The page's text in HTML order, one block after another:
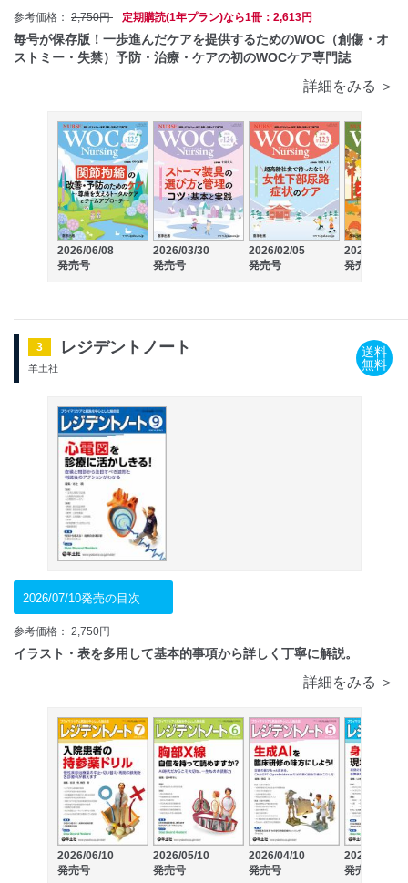
参考価格： 2,750円 定期購読(1年プラン)なら1冊：2,613円
毎号が保存版！一歩進んだケアを提供するためのWOC（創傷・オ
ストミー・失禁）予防・治療・ケアの初のWOCケア専門誌
詳細をみる ＞
2026/06/08
発売号
2026/03/30
発売号
2026/02/05
発売号
2025/12/10
発売号
3 レジデントノート
羊土社
送料
無料
2026/07/10発売の目次
参考価格： 2,750円
イラスト・表を多用して基本的事項から詳しく丁寧に解説。
詳細をみる ＞
2026/06/10
発売号
2026/05/10
発売号
2026/04/10
発売号
2026/03/10
発売号